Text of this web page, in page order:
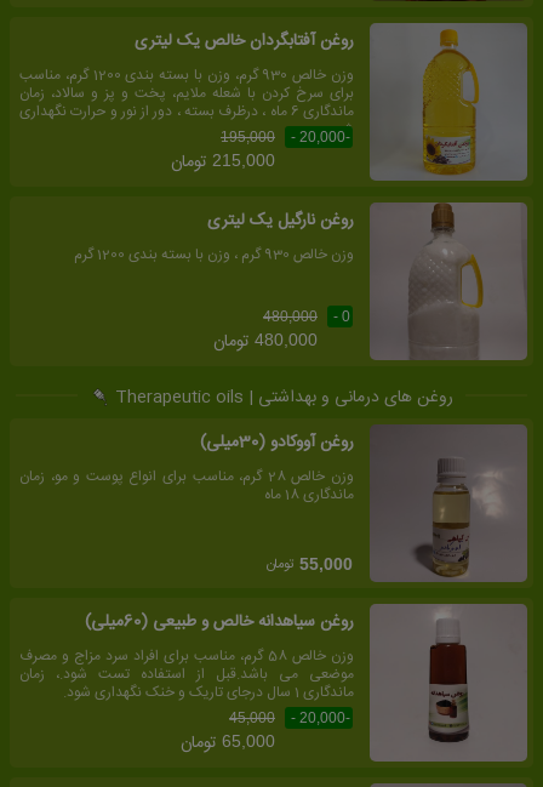
روغن آفتابگردان خالص یک لیتری
وزن خالص 930 گرم، وزن با بسته بندی 1200 گرم، مناسب
برای سرخ کردن با شعله ملایم، پخت و پز و سالاد، زمان
ماندگاری 6 ماه ، درظرف بسته ، دور از نور و حرارت نگهداری
شود
-20,000 -
195,000
215,000 تومان
روغن نارگیل یک لیتری
وزن خالص 930 گرم ، وزن با بسته بندی 1200 گرم
0 -
480,000
480,000 تومان
روغن های درمانی و بهداشتی | Therapeutic oils
روغن آووکادو (30میلی)
وزن خالص 28 گرم، مناسب برای انواع پوست و مو، زمان
ماندگاری 18 ماه
55,000 تومان
روغن سیاهدانه خالص و طبیعی (60میلی)
وزن خالص 58 گرم، مناسب برای افراد سرد مزاج و مصرف
موضعی می باشد.قبل از استفاده تست شود.، زمان
ماندگاری 1 سال درجای تاریک و خنک نگهداری شود.
-20,000 -
45,000
65,000 تومان